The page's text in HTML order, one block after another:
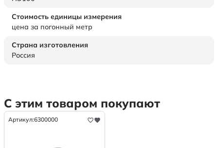
Стоимость единицы измерения
цена за погонный метр
Страна изготовления
Россия
С этим товаром покупают
Артикул:6300000